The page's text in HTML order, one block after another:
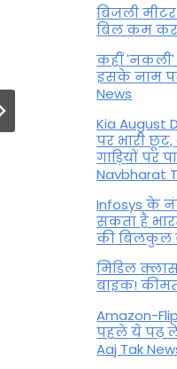
Sun
वाले हैं इन
सूर्य
By June 14,
बिजली
बिल कम कर
कहीं 'नकली'
इसके नाम
News
Kia August
पर भारी
गाड़ियों पर
Navbharat
Infosys के
सकता है
की बिलकुल
मिडिल
बाइक! कीमत
Amazon-
पहले ये पढ़
Aaj Tak